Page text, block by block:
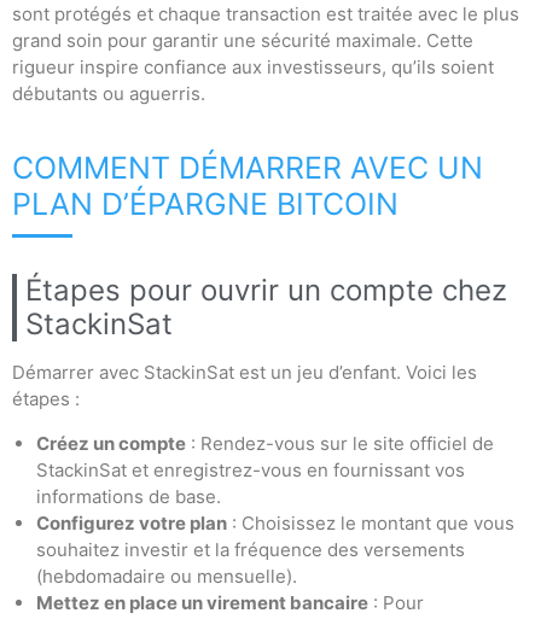
sont protégés et chaque transaction est traitée avec le plus
grand soin pour garantir une sécurité maximale. Cette
rigueur inspire confiance aux investisseurs, qu’ils soient
débutants ou aguerris.
COMMENT DÉMARRER AVEC UN
PLAN D’ÉPARGNE BITCOIN
Étapes pour ouvrir un compte chez
StackinSat
Démarrer avec StackinSat est un jeu d’enfant. Voici les
étapes :
Créez un compte : Rendez-vous sur le site officiel de
StackinSat et enregistrez-vous en fournissant vos
informations de base.
Configurez votre plan : Choisissez le montant que vous
souhaitez investir et la fréquence des versements
(hebdomadaire ou mensuelle).
Mettez en place un virement bancaire : Pour